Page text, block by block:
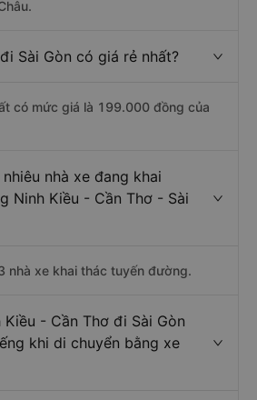
Sài Gòn có giá rẻ nhất?
có mức giá là 199.000 đồng của
nhà xe đang khai
Ninh Kiều - Cần Thơ - Sài
nhà xe khai thác tuyến đường.
Kiều - Cần Thơ đi Sài Gòn
khi di chuyển bằng xe